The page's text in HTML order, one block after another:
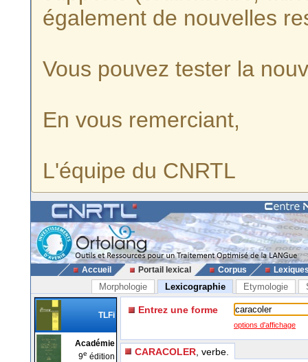
également de nouvelles
Vous pouvez tester la
En vous remerciant,
L'équipe du CNRTL
Accueil Portail lexical Corpus
Morphologie Lexicographie Etymologie
TLFi
Académie
9e édition
Entrez une forme
options d'affichage
CARACOLER , verbe.